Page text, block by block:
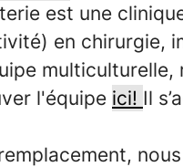
est une
en chirurgie,
l'équipe ici! Il
,